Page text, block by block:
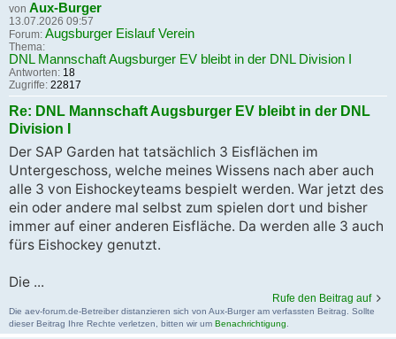
von Aux-Burger
13.07.2026 09:57
Forum: Augsburger Eislauf Verein
Thema:
DNL Mannschaft Augsburger EV bleibt in der DNL Division I
Antworten: 18
Zugriffe: 22817
Re: DNL Mannschaft Augsburger EV bleibt in der DNL
Division I
Der SAP Garden hat tatsächlich 3 Eisflächen im
Untergeschoss, welche meines Wissens nach aber auch
alle 3 von Eishockeyteams bespielt werden. War jetzt des
ein oder andere mal selbst zum spielen dort und bisher
immer auf einer anderen Eisfläche. Da werden alle 3 auch
fürs Eishockey genutzt.
Die ...
Rufe den Beitrag auf
Die aev-forum.de-Betreiber distanzieren sich von Aux-Burger am verfassten Beitrag. Sollte
dieser Beitrag Ihre Rechte verletzen, bitten wir um Benachrichtigung